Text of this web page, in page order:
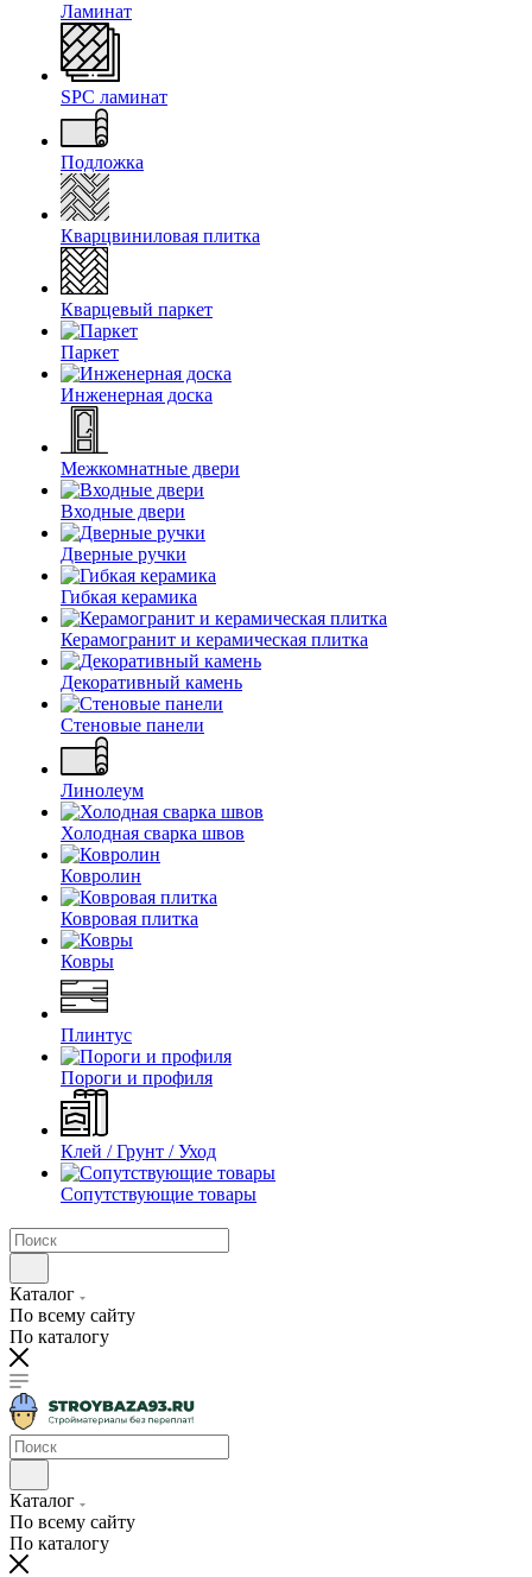
Ламинат
SPC ламинат
Подложка
Кварцвиниловая плитка
Кварцевый паркет
Паркет
Инженерная доска
Межкомнатные двери
Входные двери
Дверные ручки
Гибкая керамика
Керамогранит и керамическая плитка
Декоративный камень
Стеновые панели
Линолеум
Холодная сварка швов
Ковролин
Ковровая плитка
Ковры
Плинтус
Пороги и профиля
Клей / Грунт / Уход
Сопутствующие товары
Каталог
По всему сайту
По каталогу
Каталог
По всему сайту
По каталогу